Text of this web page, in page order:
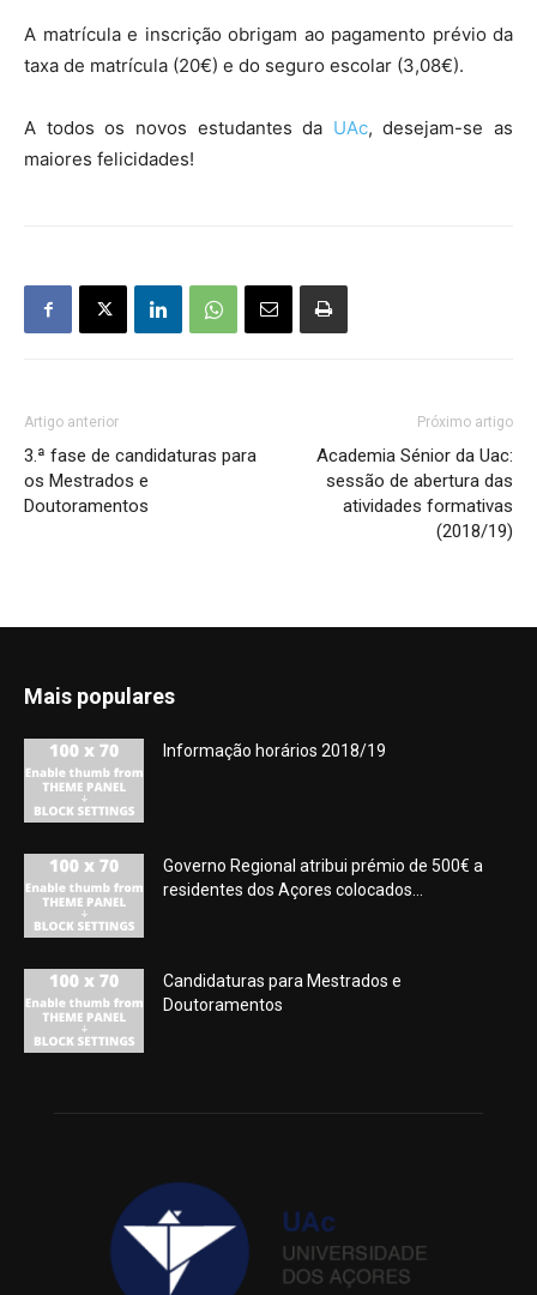
A matrícula e inscrição obrigam ao pagamento prévio da
taxa de matrícula (20€) e do seguro escolar (3,08€).
A todos os novos estudantes da UAc, desejam-se as
maiores felicidades!
Artigo anterior
3.ª fase de candidaturas para
os Mestrados e
Doutoramentos
Próximo artigo
Academia Sénior da Uac:
sessão de abertura das
atividades formativas
(2018/19)
Mais populares
Informação horários 2018/19
Governo Regional atribui prémio de 500€ a
residentes dos Açores colocados...
Candidaturas para Mestrados e
Doutoramentos